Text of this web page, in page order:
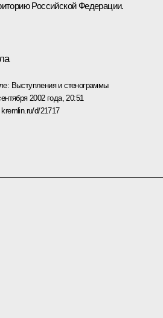
Российской Федерации.
Выступления и стенограммы
2002 года, 20:51
kremlin.ru/d/21717